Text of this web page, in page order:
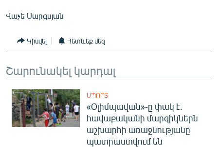
Վաչե Սարգսյան
Կիսվել Հետևեք մեզ
Շարունակել կարդալ
ՍՊՈՐՏ
«Օլիմպավան»-ը փակ է.
հավաքականի մարզիկներն
աշխարհի առաջնությանը
պատրաստվում են